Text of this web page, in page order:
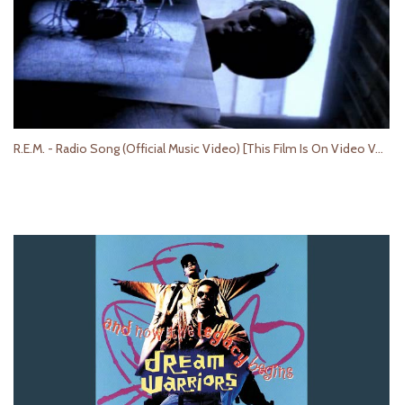
R.E.M. - Radio Song (Official Music Video) [This Film Is On Video Version]